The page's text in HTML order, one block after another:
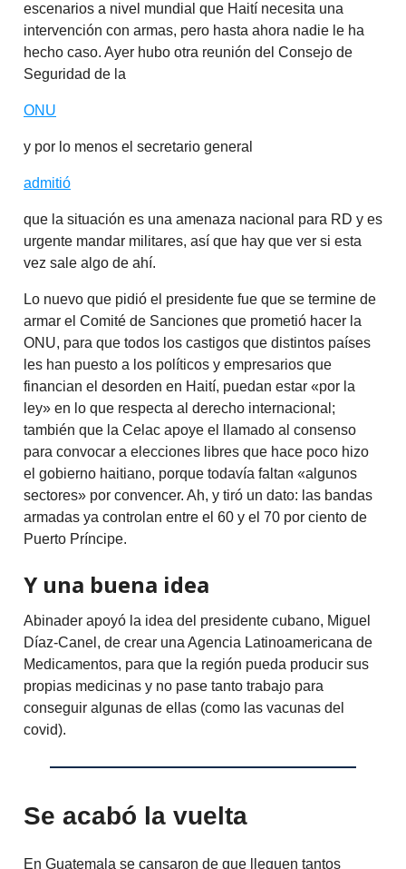
escenarios a nivel mundial que Haití necesita una
intervención con armas, pero hasta ahora nadie le ha
hecho caso. Ayer hubo otra reunión del Consejo de
Seguridad de la
ONU
y por lo menos el secretario general
admitió
que la situación es una amenaza nacional para RD y es
urgente mandar militares, así que hay que ver si esta
vez sale algo de ahí.
Lo nuevo que pidió el presidente fue que se termine de
armar el Comité de Sanciones que prometió hacer la
ONU, para que todos los castigos que distintos países
les han puesto a los políticos y empresarios que
financian el desorden en Haití, puedan estar «por la
ley» en lo que respecta al derecho internacional;
también que la Celac apoye el llamado al consenso
para convocar a elecciones libres que hace poco hizo
el gobierno haitiano, porque todavía faltan «algunos
sectores» por convencer. Ah, y tiró un dato: las bandas
armadas ya controlan entre el 60 y el 70 por ciento de
Puerto Príncipe.
Y una buena idea
Abinader apoyó la idea del presidente cubano, Miguel
Díaz-Canel, de crear una Agencia Latinoamericana de
Medicamentos, para que la región pueda producir sus
propias medicinas y no pase tanto trabajo para
conseguir algunas de ellas (como las vacunas del
covid).
Se acabó la vuelta
En Guatemala se cansaron de que lleguen tantos